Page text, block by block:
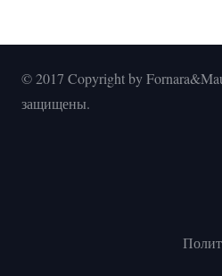
© 2017 Copyright by
защищены.